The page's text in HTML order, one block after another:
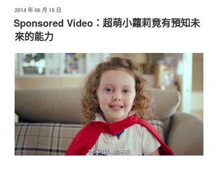
發
佈
於
2014 年 06 月 15 日
Sponsored Video：超萌小蘿莉竟有預知未
來的能力